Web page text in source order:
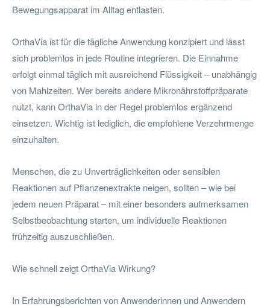
Bewegungsapparat im Alltag entlasten.
OrthaVia ist für die tägliche Anwendung konzipiert und lässt
sich problemlos in jede Routine integrieren. Die Einnahme
erfolgt einmal täglich mit ausreichend Flüssigkeit – unabhängig
von Mahlzeiten. Wer bereits andere Mikronährstoffpräparate
nutzt, kann OrthaVia in der Regel problemlos ergänzend
einsetzen. Wichtig ist lediglich, die empfohlene Verzehrmenge
einzuhalten.
Menschen, die zu Unverträglichkeiten oder sensiblen
Reaktionen auf Pflanzenextrakte neigen, sollten – wie bei
jedem neuen Präparat – mit einer besonders aufmerksamen
Selbstbeobachtung starten, um individuelle Reaktionen
frühzeitig auszuschließen.
Wie schnell zeigt OrthaVia Wirkung?
In Erfahrungsberichten von Anwenderinnen und Anwendern